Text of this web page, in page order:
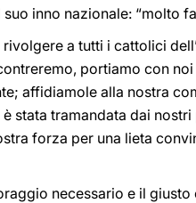
inno nazionale: “molto
a tutti i cattolici
portiamo con
affidiamole alla nostra
stata tramandata dai
forza per una lieta
necessario e il